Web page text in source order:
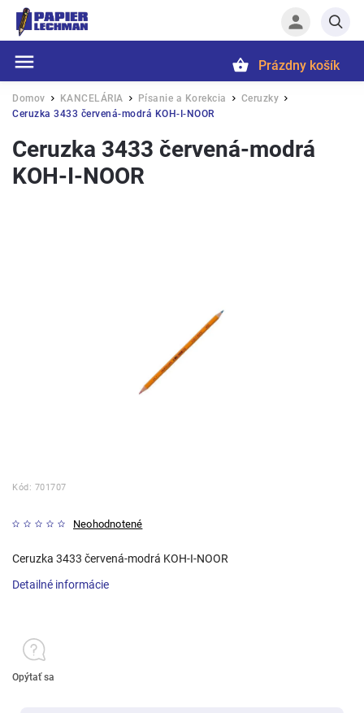
Hľadať
Prázdny košík
Domov / KANCELÁRIA / Písanie a Korekcia / Ceruzky /
Ceruzka 3433 červená-modrá KOH-I-NOOR
Ceruzka 3433 červená-modrá
KOH-I-NOOR
Kód: 701707
Neohodnotené
Ceruzka 3433 červená-modrá KOH-I-NOOR
Detailné informácie
Opýtať sa